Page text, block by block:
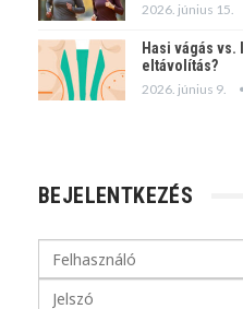
2026. június 15.
Hasi vágás
eltávolítás?
2026. június 9.
BEJELENTKEZÉS